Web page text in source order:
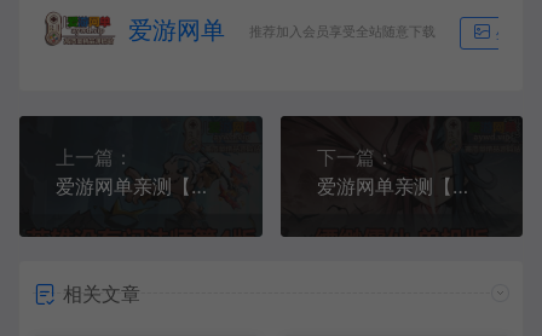
爱游网单 推荐加入会员享受全站随意下载 生成海
上一篇：
爱游网单亲测【英雄有闪】法师双角色8倍速100级祝福版最新整理单机虚拟机一键端GM物品后台视频安装教学+Linux手工服务端文本教学
下一篇：
爱游网单亲测【缥缈儒仙】二次元仙侠塔防肉鸽游戏安卓+H5+GM物品后台 电脑模拟器手游虚拟机一键端亲测视频安装教学+手工端文本教学
相关文章